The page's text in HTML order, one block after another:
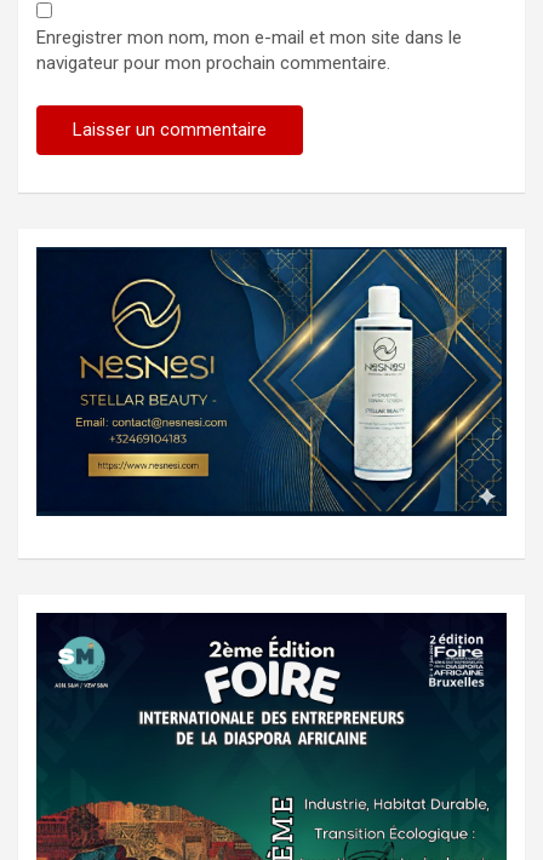
Enregistrer mon nom, mon e-mail et mon site dans le
navigateur pour mon prochain commentaire.